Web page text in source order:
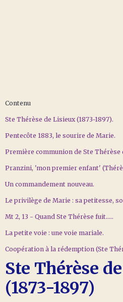
Contenu
Ste Thérèse de Lisieux (1873-1897).
Pentecôte 1883, le sourire de Marie.
Première communion de Ste Thérèse
Pranzini, 'mon premier enfant'
Un commandement nouveau.
Le privilège de Marie : sa petitesse,
Mt 2, 13 - Quand Ste Thérèse fuit…..
La petite voie : une voie mariale.
Coopération à la rédemption (Ste
Ste Thérèse
(1873-1897)